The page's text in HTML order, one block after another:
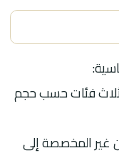
ثلاث فئات حسب حجم
غير المخصصة إلى